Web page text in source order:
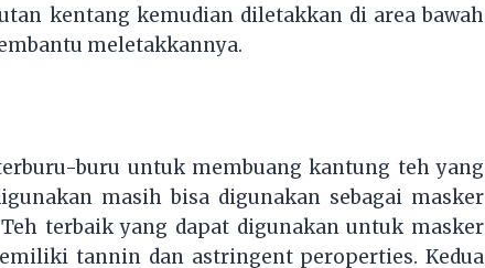
kentang kemudian diletakkan di area bawah
meletakkannya.
buru untuk membuang kantung teh yang
masih bisa digunakan sebagai masker
terbaik yang dapat digunakan untuk masker
tannin dan astringent peroperties. Kedua